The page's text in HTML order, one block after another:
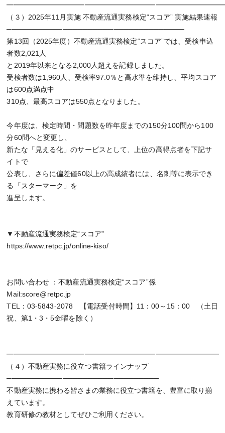
（３）2025年11月実施 不動産流通実務検定“スコア” 実施結果速報
───────────────────────────────────
第13回（2025年度）不動産流通実務検定“スコア”では、受検申込
者数2,021人
と2019年以来となる2,000人超えを記録しました。
受検者数は1,960人、受検率97.0％と高水準を維持し、平均スコア
は600点満点中
310点、最高スコアは550点となりました。
今年度は、検定時間・問題数を昨年度までの150分100問から100
分60問へと変更し、
新たな「見える化」のサービスとして、上位の高得点者を下記サ
イトで
公表し、さらに偏差値60以上の高成績者には、名刺等に表示でき
る「スターマーク」を
進呈します。
▼不動産流通実務検定“スコア”
https://www.retpc.jp/online-kiso/
お問い合わせ ：不動産流通実務検定“スコア”係
Mail:score@retpc.jp
TEL：03-5843-2078 【電話受付時間】11：00～15：00 （土日
祝、第1・3・5金曜を除く）
━━━━━━━━━━━━━━━━━━━━━━━━━━━━━━
（４）不動産実務に役立つ書籍ラインナップ
──────────────────────────────
不動産実務に携わる皆さまの業務に役立つ書籍を、豊富に取り揃
えています。
教育研修の教材としてぜひご利用ください。